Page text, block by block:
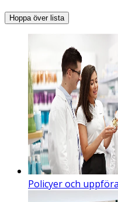
Hoppa över lista
Policyer och